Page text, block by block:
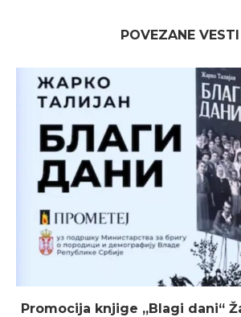
POVEZANE VESTI
Promocija knjige „Blagi dani“